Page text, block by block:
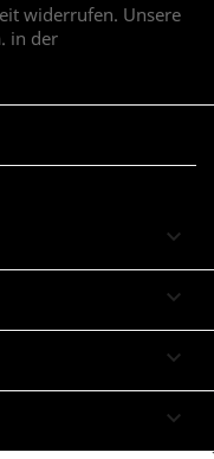
widerrufen. Unsere
in der



